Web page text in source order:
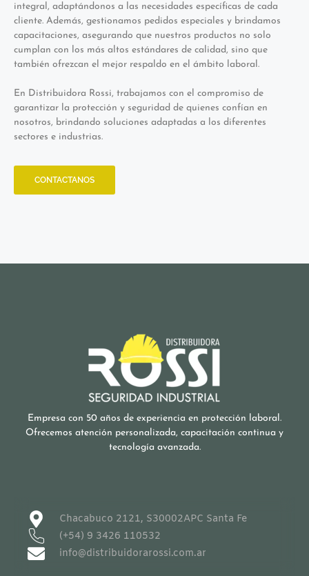
integral, adaptándonos a las necesidades específicas de cada
cliente. Además, gestionamos pedidos especiales y brindamos
capacitaciones, asegurando que nuestros productos no solo
cumplan con los más altos estándares de calidad, sino que
también ofrezcan el mejor respaldo en el ámbito laboral.
En Distribuidora Rossi, trabajamos con el compromiso de
garantizar la protección y seguridad de quienes confían en
nosotros, brindando soluciones adaptadas a los diferentes
sectores e industrias.
CONTACTANOS
Empresa con 50 años de experiencia en protección laboral.
Ofrecemos atención personalizada, capacitación continua y
tecnología avanzada.
Chacabuco 2121, S30002APC Santa Fe
(+54) 9 3426 110532
info@distribuidorarossi.com.ar